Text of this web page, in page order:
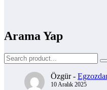
Arama Yap
Özgür-
10 Aralık 2025